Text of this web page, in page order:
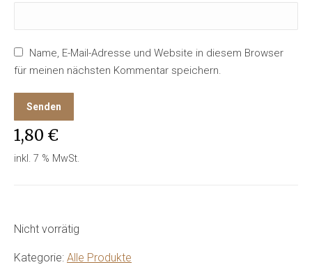
Name, E-Mail-Adresse und Website in diesem Browser
für meinen nächsten Kommentar speichern.
1,80 €
inkl. 7 % MwSt.
Nicht vorrätig
Kategorie: Alle Produkte